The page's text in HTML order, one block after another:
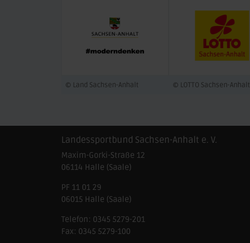
© Land Sachsen-Anhalt © LOTTO Sachsen-Anhalt
Landessportbund Sachsen-Anhalt e. V.
Maxim-Gorki-Straße 12
06114 Halle (Saale)
PF 11 01 29
06015 Halle (Saale)
Telefon: 0345 5279-201
Fax: 0345 5279-100